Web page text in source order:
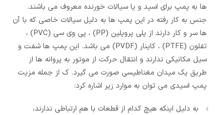
ها به پمپ برای اسید و یا سیالات خورنده معروف می باشند.
جنس به کار رفته در این پمپ ها به دلیل سیالات خاصی که با آن
ها سر و کار دارند از پلی پروپلین (PP) ، پی وی سی (PVC) ،
تفلون (PTFE) ، کاینار (PVDF) می باشد. این پمپ ها شفت و
سیل مکانیکی ندارند و انتقال حرکت از موتور به پروانه ها از
طریق یک میدان مغناطیسی صورت می گیرد. ک از جمله مزیت
پمپ اسیدی می توان به موارد زیر اشاره کرد:
به دلیل اینکه هیچ کدام از قطعات با هم ارتباطی ندارند،